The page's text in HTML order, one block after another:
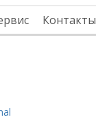
Контакты